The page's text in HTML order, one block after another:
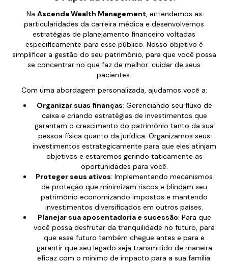
Na Ascenda Wealth Management, entendemos as
particularidades da carreira médica e desenvolvemos
estratégias de planejamento financeiro voltadas
especificamente para esse público. Nosso objetivo é
simplificar a gestão do seu patrimônio, para que você possa
se concentrar no que faz de melhor: cuidar de seus
pacientes.
Com uma abordagem personalizada, ajudamos você a:
Organizar suas finanças: Gerenciando seu fluxo de
caixa e criando estratégias de investimentos que
garantam o crescimento do patrimônio tanto da sua
pessoa física quanto da jurídica. Organizamos seus
investimentos estrategicamente para que eles atinjam
objetivos e estaremos gerindo taticamente as
oportunidades para você.
Proteger seus ativos: Implementando mecanismos
de proteção que minimizam riscos e blindam seu
patrimônio economizando impostos e mantendo
investimentos diversificados em outros países.
Planejar sua aposentadoria e sucessão: Para que
você possa desfrutar da tranquilidade no futuro, para
que esse futuro também chegue antes e para e
garantir que seu legado seja transmitido de maneira
eficaz com o mínimo de impacto para a sua família.